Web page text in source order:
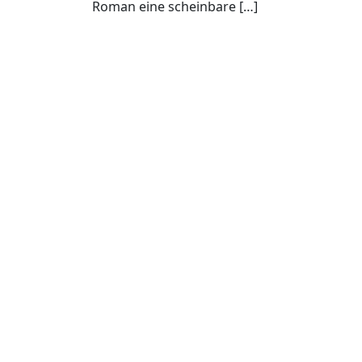
Roman eine scheinbare […]